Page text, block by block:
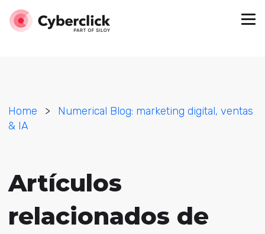
Home >
Numerical Blog: marketing digital, ventas
& IA
Artículos
relacionados de